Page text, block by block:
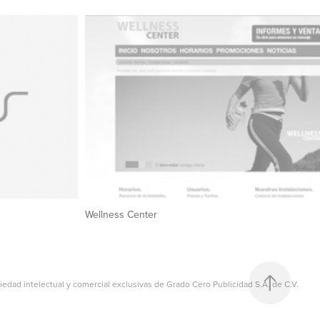
Wellness Center
intelectual y comercial exclusivas de Grado Cero Publicidad S.A. de C.V.